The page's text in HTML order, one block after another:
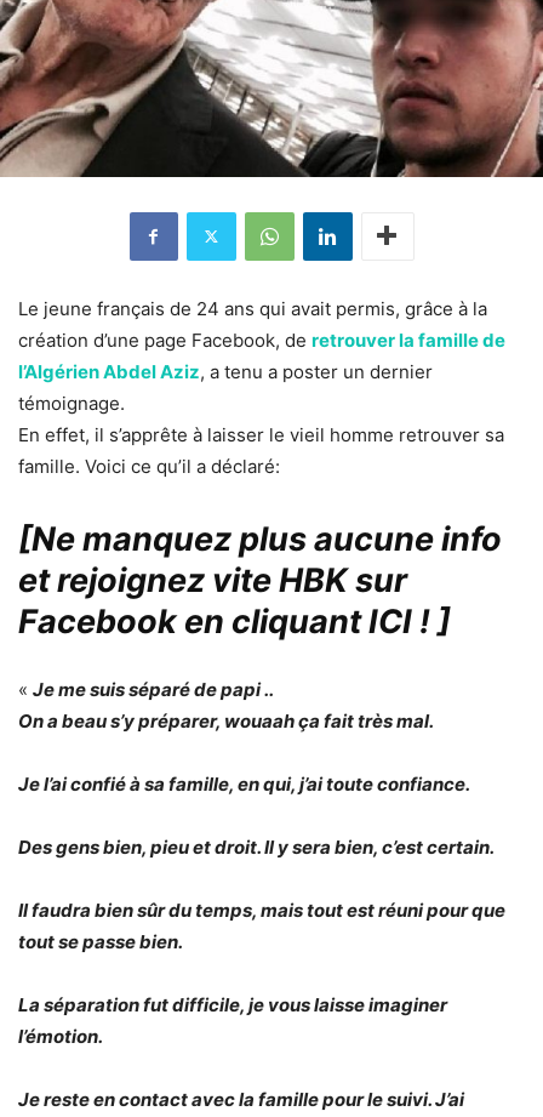
Le jeune français de 24 ans qui avait permis, grâce à la
création d’une page Facebook, de retrouver la famille de
l’Algérien Abdel Aziz, a tenu a poster un dernier
témoignage.
En effet, il s’apprête à laisser le vieil homme retrouver sa
famille. Voici ce qu’il a déclaré:
[Ne manquez plus aucune info
et rejoignez vite HBK sur
Facebook en cliquant ICI !]
« Je me suis séparé de papi ..
On a beau s’y préparer, wouaah ça fait très mal.
Je l’ai confié à sa famille, en qui, j’ai toute confiance.
Des gens bien, pieu et droit. Il y sera bien, c’est certain.
Il faudra bien sûr du temps, mais tout est réuni pour que
tout se passe bien.
La séparation fut difficile, je vous laisse imaginer
l’émotion.
Je reste en contact avec la famille pour le suivi. J’ai